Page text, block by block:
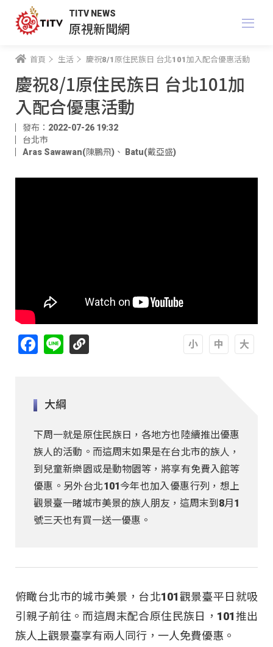
TITV NEWS
原視新聞網
首頁 生活 慶祝8/1原住民族日 台北101加入配合優惠活動
慶祝8/1原住民族日 台北101加
入配合優惠活動
發布：2022-07-26 19:32
台北市
Aras Sawawan(陳鵬飛) 、 Batu(戴亞盛)
Facebook
Line
大綱
下周一就是原住民族日，各地方也陸續推出優惠
族人的活動。而這周末如果是在台北市的族人，
到兒童新樂園或是動物園等，將享有免費入館等
優惠。另外台北101今年也加入優惠行列，想上
觀景臺一睹城市美景的族人朋友，這周末到8月1
號三天也有買一送一優惠。
俯瞰台北市的城市美景，台北101觀景臺平日就吸
引親子前往。而這周末配合原住民族日，101推出
族人上觀景臺享有兩人同行，一人免費優惠。